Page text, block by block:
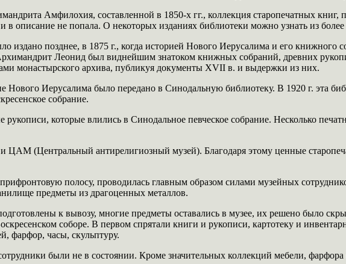
Амфилохия, составленной в 1850-х гг., коллекция старопечатных книг,
в описание не попала. О некоторых изданиях библиотеки можно узнать из
издано позднее, в 1875 г., когда историей Нового Иерусалима и его книжного
Леонид был виднейшим знатоком книжных собраний, древних
монастырского архива, публикуя документы XVII в. и выдержки из них.
Нового Иерусалима было передано в Синодальную библиотеку. В 1920 г. эта
собрание.
которые влились в Синодальное певческое собрание. Несколько
(Центральный антирелигиозный музей). Благодаря этому ценные
полосу, проводилась главным образом силами музейных
предметы из драгоценных металлов.
к вывозу, многие предметы оставались в музее, их решено было
соборе. В первом спрятали книги и рукописи, картотеку и
фарфор, часы, скульптуру.
были не в состоянии. Кроме значительных коллекций мебели,